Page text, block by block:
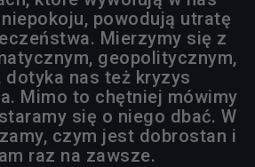
powodują utratę
Mierzymy się z
geopolitycznym,
nas też kryzys
Mimo to chętniej mówimy
się o niego dbać. W
czym jest dobrostan i
raz na zawsze.